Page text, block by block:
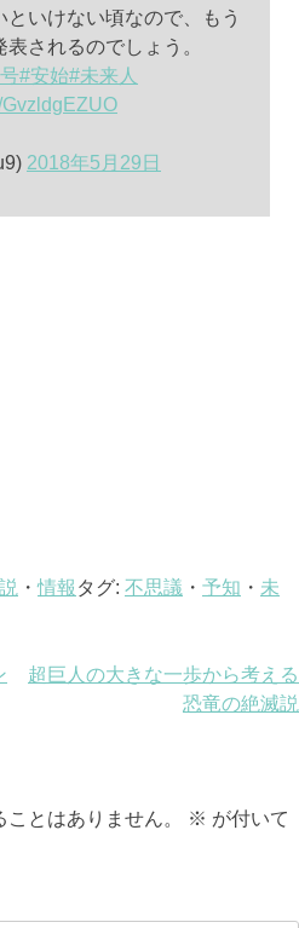
いけない頃なので、もう
されるのでしょう。
#安始#未来人
GvzldgEZUO
2018年5月29日
・情報 タグ: 不思議 ・ 予知 ・ 未
超巨人の大きな一歩から考える
恐竜の絶滅説
とはありません。 ※ が付いて